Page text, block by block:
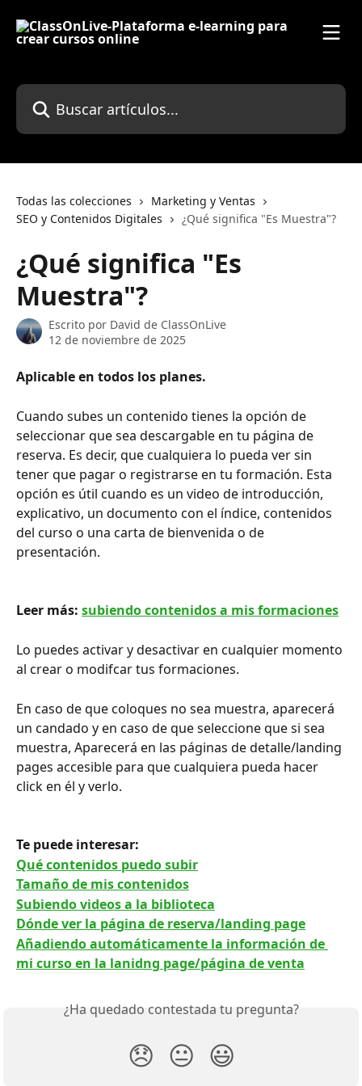
Buscar artículos...
Todas las colecciones
Marketing y Ventas
SEO y Contenidos Digitales
¿Qué significa "Es Muestra"?
¿Qué significa "Es
Muestra"?
Escrito por David de ClassOnLive
12 de noviembre de 2025
Aplicable en todos los planes.
Cuando subes un contenido tienes la opción de
seleccionar que sea descargable en tu página de
reserva. Es decir, que cualquiera lo pueda ver sin
tener que pagar o registrarse en tu formación. Esta
opción es útil cuando es un video de introducción,
explicativo, un documento con el índice, contenidos
del curso o una carta de bienvenida o de
presentación.
Leer más: subiendo contenidos a mis formaciones
Lo puedes activar y desactivar en cualquier momento
al crear o modifcar tus formaciones.
En caso de que coloques no sea muestra, aparecerá
un candado y en caso de que seleccione que si sea
muestra, Aparecerá en las páginas de detalle/landing
pages accesible para que cualquiera pueda hacer
click en él y verlo.
Te puede interesar:
Qué contenidos puedo subir
Tamaño de mis contenidos
Subiendo videos a la biblioteca
Dónde ver la página de reserva/landing page
Añadiendo automáticamente la información de
mi curso en la lanidng page/página de venta
¿Ha quedado contestada tu pregunta?
😞 😐 😃